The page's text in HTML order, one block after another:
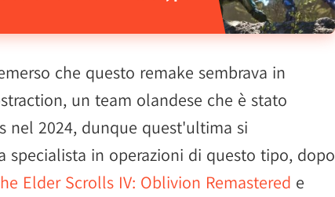
che questo remake sembrava in
un team olandese che è stato
nel 2024, dunque quest'ultima si
specialista in operazioni di questo tipo, dopo
Elder Scrolls IV: Oblivion Remastered e